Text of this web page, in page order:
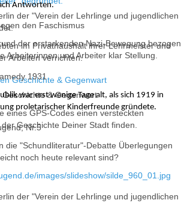
der "Verein der Lehrlinge und jugendlichen
im Privathaushalt ihrer Lehrmeister und
Arbeiten verrichten.
& Gegenwart
eines GPS-Codes einen versteckten
Geschichte Deiner Stadt finden.
Antworten.
den Faschismus
der erstarkenden Nazi-Bewegung bezogen
Arbeiterinnen und Arbeiter klar Stellung.
1931
war erst wenige Tage alt, als sich 1919 in
proletarischer Kinderfreunde gründete.
Nr.5
die "Schundliteratur"-Debatte Überlegungen
noch heute relevant sind?
images/slideshow/silde_960_01.jpg
der "Verein der Lehrlinge und jugendlichen